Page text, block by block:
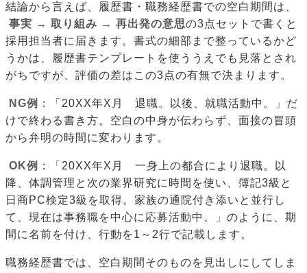
結論から言えば、履歴書・職務経歴書での空白期間は、
事実 → 取り組み → 再出発の意思の3点セットで書くと
採用担当者に届きます。書式の細部まで整っているかど
うかは、履歴書テンプレートを使ううえでも見落とされ
がちですが、評価の差はこの3点の有無で決まります。
NG例
：「20XX年X月 退職。以後、就職活動中。」だ
けで終わる書き方。空白の中身が伝わらず、面接の冒頭
から弁明の時間に変わります。
OK例
：「20XX年X月 一身上の都合により退職。以
降、体調管理と次の業界研究に時間を使い、簿記3級と
日商PC検定3級を取得。家族の通院付き添いと並行し
て、現在は事務職を中心に応募活動中。」のように、期
間に名前を付け、行動を1～2行で記載します。
職務経歴書では、空白期間そのものを見出しにしてしま